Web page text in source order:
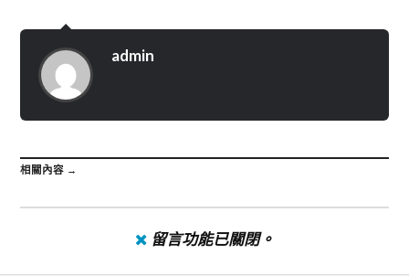
admin
相關內容 →
留言功能已關閉。